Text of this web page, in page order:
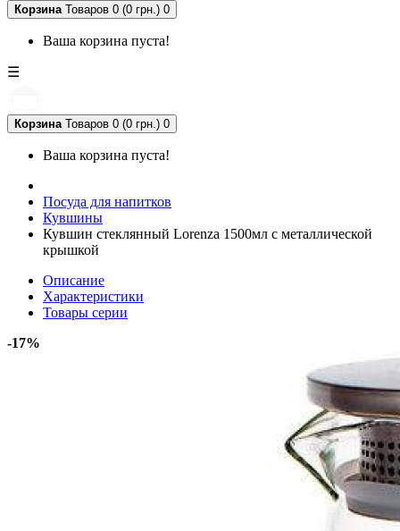
Корзина Товаров 0 (0 грн.) 0
Ваша корзина пуста!
☰
Корзина Товаров 0 (0 грн.) 0
Ваша корзина пуста!
Посуда для напитков
Кувшины
Кувшин стеклянный Lorenza 1500мл с металлической
крышкой
Описание
Характеристики
Товары серии
-17%